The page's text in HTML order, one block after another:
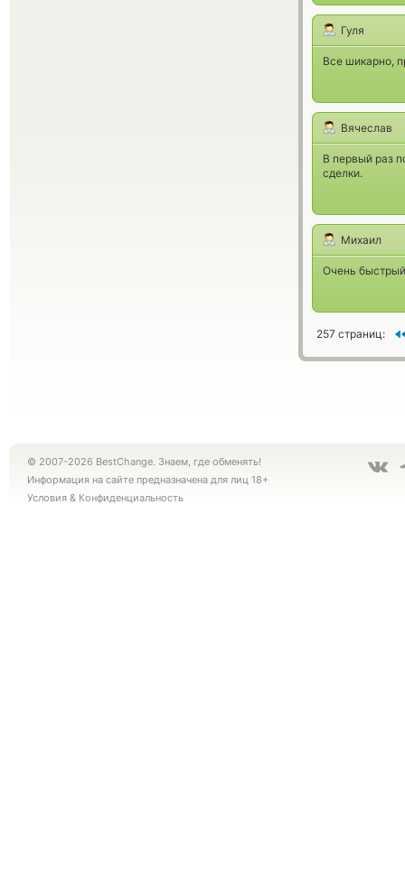
Гуля
Все шикарно,
Вячеслав
В первый раз
сделки.
Михаил
Очень
257 страниц:
© 2007-2026 BestChange. Знаем, где обменять!
Информация на сайте предназначена для лиц 18+
Условия & Конфиденциальность